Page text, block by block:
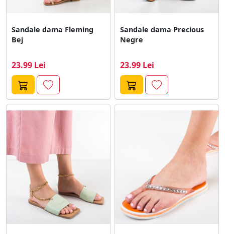
Sandale dama Fleming
Bej
23.99 Lei
Sandale dama Precious
Negre
23.99 Lei